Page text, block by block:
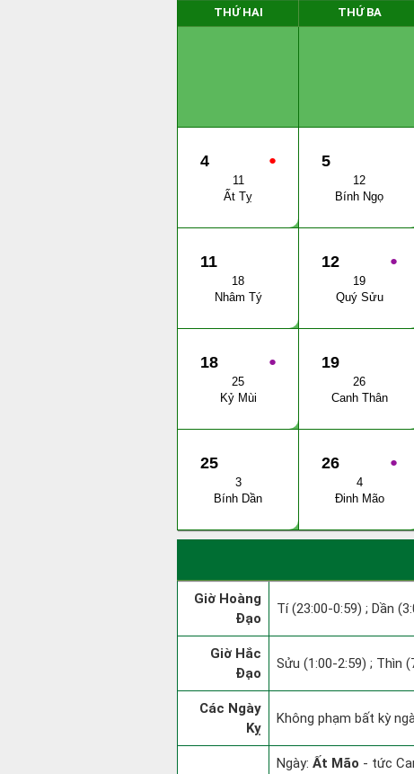
THỨ HAI THỨ BA
●
4
11
Ất Tỵ
5
12
Bính Ngọ
11
18
Nhâm Tý
●
12
19
Quý Sửu
●
18
25
Kỷ Mùi
19
26
Canh Thân
25
3
Bính Dần
●
26
4
Đinh Mão
Giờ Hoàng
Đạo
Tí (23:00-0:59) ; Dần
Giờ Hắc
Đạo
Sửu (1:00-2:59) ; Thìn
Các Ngày
Kỵ
Không phạm bất kỳ
Ngày: Ất Mão - tức